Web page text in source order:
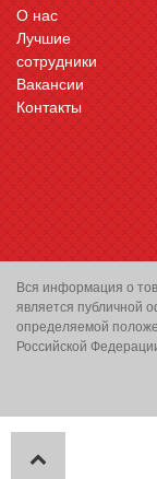
О нас
Лучшие
сотрудники
Вакансии
Контакты
Вся информация о
является публичной
определяемой
Российской